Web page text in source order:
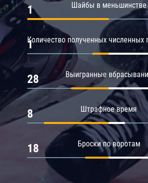
Шайбы в меньшинстве
1
Количество полученных численных
1
Выигранные
28
Штрафное время
8
Броски по воротам
18